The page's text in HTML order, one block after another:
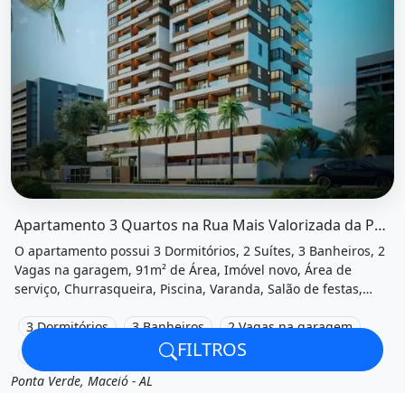
FILTROS
Apartamento 3 Quartos na Rua Mais Valorizada da Ponta Verde
O apartamento possui 3 Dormitórios, 2 Suítes, 3 Banheiros, 2
Vagas na garagem, 91m² de Área, Imóvel novo, Área de
serviço, Churrasqueira, Piscina, Varanda, Salão de festas,
Abdon Arroxelas, Maceió, Al à venda por R$1.065.000 e
Condomínio por R$500 /Mês.
3 Dormitórios 3 Banheiros
2 Vagas na garagem
Venda
Apartamento
Ponta Verde, Maceió - AL